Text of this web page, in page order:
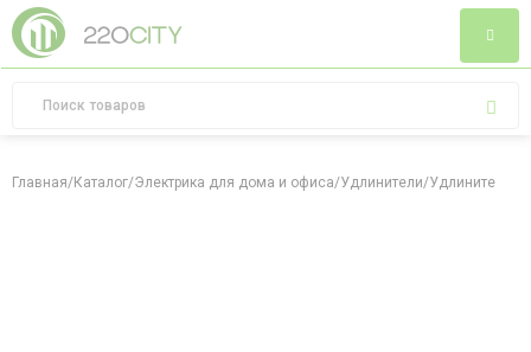
Главная/Каталог/Электрика для дома и офиса/Удлинители/Удлинитель